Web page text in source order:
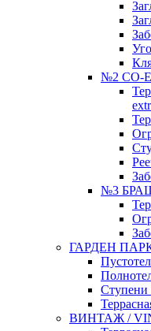
№2 CO-
№3
ГАРДЕН ПАРК
Ступени
ВИНТАЖ /